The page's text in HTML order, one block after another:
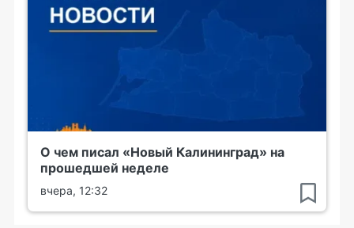
О чем писал «Новый Калининград» на
прошедшей неделе
вчера, 12:32